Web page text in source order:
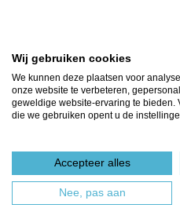
Wij gebruiken cookies
We kunnen deze plaatsen voor
onze website te verbeteren,
geweldige website-ervaring te bieden.
die we gebruiken opent u de
Accepteer alles
Nee, pas aan
Wat geloof je over de
doorHuisje_op_de_hei» 28 feb
Berichten van vorige
Powered by